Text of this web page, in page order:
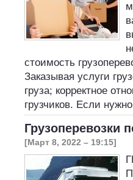
стоимость
Заказывая услуги
груза; корректное
грузчиков. Если
Грузоперевозки
[Март 8, 2022 – 19:15]